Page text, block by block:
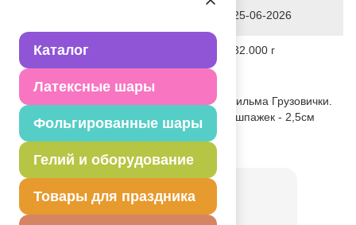
Каталог
Латексные шары
Фольгированные шары
Гелий и оборудование
Товары для праздника
25-06-2026
Вес 32.000 г
Описание товара
Набор из пяти свечей с героями мультфильма Грузовички.
Длина свечи - 4см, высота - 4см. Длина шпажек - 2,5см
Товар из коллекцииГрузовички